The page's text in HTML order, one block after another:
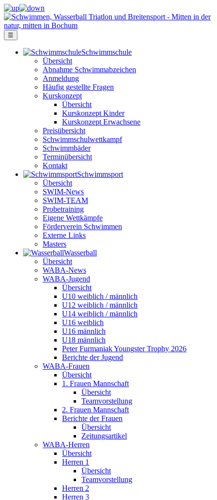
☰
Schwimm­schule
Übersicht
Ab­nah­me Schwimm­ab­zei­chen
Anmeldung
Häufig gestellte Fragen
Kurs­konzept
Übersicht
Kurskonzept Kinder
Kurskonzept Erwachsene
Preis­über­sicht
Schwimm­schul­wett­kampf
Schwimm­bäder
Terminübersicht
Kontakt
Schwimm­sport
Übersicht
SWIM-News
SWIM-TEAM
Probe­training
Eigene Wettkämpfe
Förderverein Schwimmen
Externe Links
Masters
Wasser­ball
Übersicht
WABA-News
WABA-Jugend
Übersicht
U10 weiblich / männlich
U12 weiblich / männlich
U14 weiblich / männlich
U16 weiblich
U16 männlich
U18 männlich
Peter Furmaniak Youngster Trophy 2026
Berichte der Jugend
WABA-Frauen
Übersicht
1. Frauen Mannschaft
Übersicht
Teamvorstellung
2. Frauen Mannschaft
Berichte der Frauen
Übersicht
Zeitungsartikel
WABA-Herren
Übersicht
Herren 1
Übersicht
Teamvorstellung
Herren 2
Herren 3